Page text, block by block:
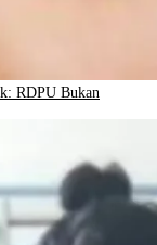
RDPU Bukan